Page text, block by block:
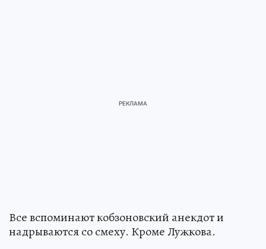
Все вспоминают кобзоновский анекдот и
надрываются со смеху. Кроме Лужкова.